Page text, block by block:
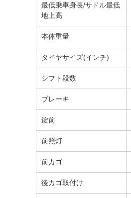
最低乗車身長/サドル最低
地上高
本体重量
タイヤサイズ(インチ)
シフト段数
ブレーキ
錠前
前照灯
前カゴ
後カゴ取付け